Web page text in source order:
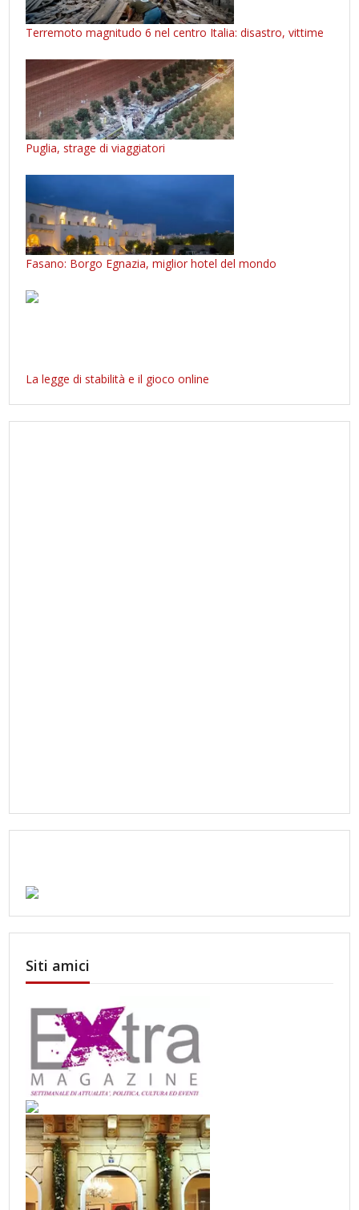
Terremoto magnitudo 6 nel centro Italia: disastro, vittime
Puglia, strage di viaggiatori
Fasano: Borgo Egnazia, miglior hotel del mondo
La legge di stabilità e il gioco online
Siti amici